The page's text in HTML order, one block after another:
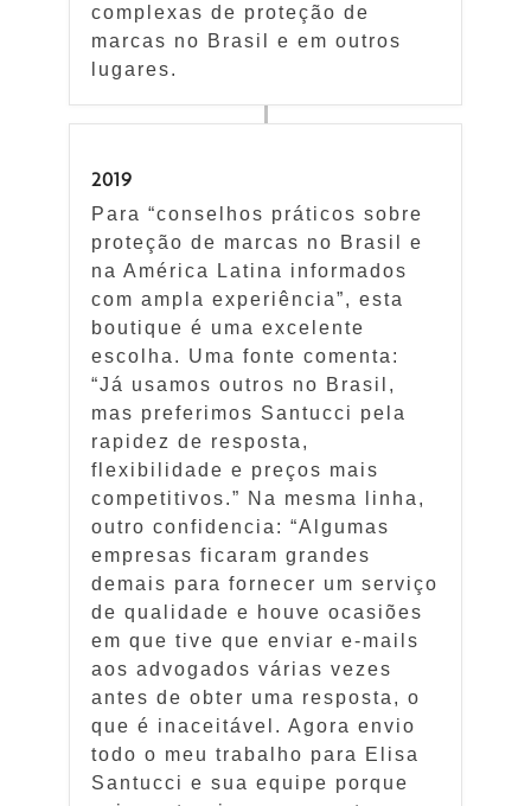
complexas de proteção de
marcas no Brasil e em outros
lugares.
2019
Para “conselhos práticos sobre
proteção de marcas no Brasil e
na América Latina informados
com ampla experiência”, esta
boutique é uma excelente
escolha. Uma fonte comenta:
“Já usamos outros no Brasil,
mas preferimos Santucci pela
rapidez de resposta,
flexibilidade e preços mais
competitivos.” Na mesma linha,
outro confidencia: “Algumas
empresas ficaram grandes
demais para fornecer um serviço
de qualidade e houve ocasiões
em que tive que enviar e-mails
aos advogados várias vezes
antes de obter uma resposta, o
que é inaceitável. Agora envio
todo o meu trabalho para Elisa
Santucci e sua equipe porque